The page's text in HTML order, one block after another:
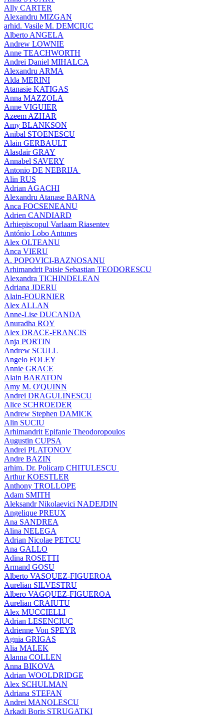
Ally CARTER
Alexandru MIZGAN
arhid. Vasile M. DEMCIUC
Alberto ANGELA
Andrew LOWNIE
Anne TEACHWORTH
Andrei Daniel MIHALCA
Alexandru ARMA
Alda MERINI
Atanasie KATIGAS
Anna MAZZOLA
Anne VIGUIER
Azeem AZHAR
Amy BLANKSON
Anibal STOENESCU
Alain GERBAULT
Alasdair GRAY
Annabel SAVERY
Antonio DE NEBRIJA
Alin RUS
Adrian AGACHI
Alexandru Atanase BARNA
Anca FOCSENEANU
Adrien CANDIARD
Arhiepiscopul Varlaam Riasentev
António Lobo Antunes
Alex OLTEANU
Anca VIERU
A. POPOVICI-BAZNOSANU
Arhimandrit Paisie Sebastian TEODORESCU
Alexandra TICHINDELEAN
Adriana JDERU
Alain-FOURNIER
Alex ALLAN
Anne-Lise DUCANDA
Anuradha ROY
Alex DRACE-FRANCIS
Anja PORTIN
Andrew SCULL
Angelo FOLEY
Annie GRACE
Alain BARATON
Amy M. O'QUINN
Andrei DRAGULINESCU
Alice SCHROEDER
Andrew Stephen DAMICK
Alin SUCIU
Arhimandrit Epifanie Theodoropoulos
Augustin CUPSA
Andrei PLATONOV
Andre BAZIN
arhim. Dr. Policarp CHITULESCU
Arthur KOESTLER
Anthony TROLLOPE
Adam SMITH
Aleksandr Nikolaevici NADEJDIN
Angelique PREUX
Ana SANDREA
Alina NELEGA
Adrian Nicolae PETCU
Ana GALLO
Adina ROSETTI
Armand GOSU
Alberto VASQUEZ-FIGUEROA
Aurelian SILVESTRU
Albero VAGQUEZ-FIGUEROA
Aurelian CRAIUTU
Alex MUCCIELLI
Adrian LESENCIUC
Adrienne Von SPEYR
Agnia GRIGAS
Alia MALEK
Alanna COLLEN
Anna BIKOVA
Adrian WOOLDRIDGE
Alex SCHULMAN
Adriana STEFAN
Andrei MANOLESCU
Arkadi Boris STRUGATKI